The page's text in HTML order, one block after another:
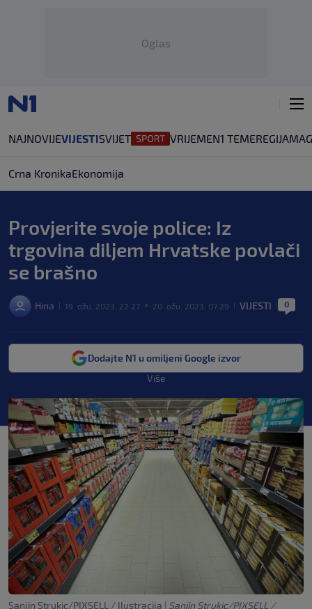
Oglas
NAJNOVIJEVIJESTISVIJET VRIJEMEN1 TEMEREGIJA
Crna KronikaEkonomija
Provjerite svoje police: Iz
trgovina diljem Hrvatske povlači
se brašno
Hina 19. ožu. 2023. 22:27 > 20. ožu. 2023. 07:29 VIJESTI 0
Dodajte N1 u omiljeni Google izvor
Više
Sanjin Strukic/PIXSELL / Ilustracija | Sanjin Strukic/PIXSELL /